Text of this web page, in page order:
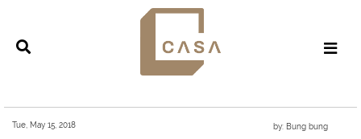
Tue, May 15, 2018 by: Bung bung